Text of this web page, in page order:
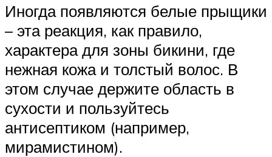
Иногда появляются белые прыщики
– эта реакция, как правило,
характера для зоны бикини, где
нежная кожа и толстый волос. В
этом случае держите область в
сухости и пользуйтесь
антисептиком (например,
мирамистином).